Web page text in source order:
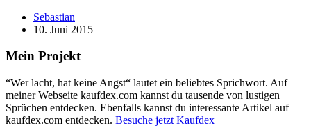
Sebastian
10. Juni 2015
Mein Projekt
“Wer lacht, hat keine Angst“ lautet ein beliebtes Sprichwort. Auf
meiner Webseite kaufdex.com kannst du tausende von lustigen
Sprüchen entdecken. Ebenfalls kannst du interessante Artikel auf
kaufdex.com entdecken. Besuche jetzt Kaufdex